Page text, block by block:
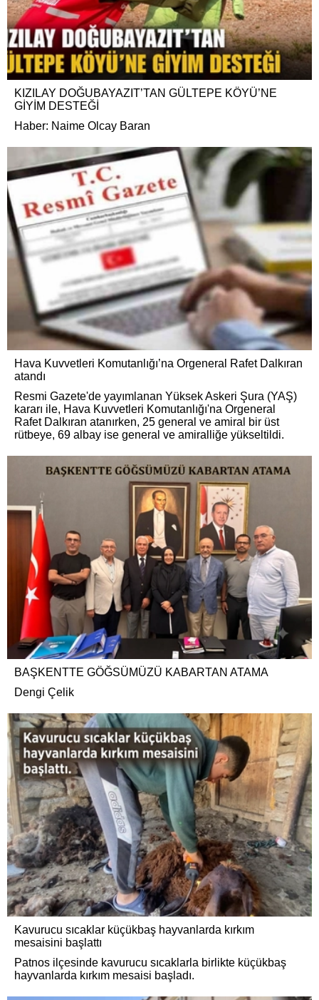
KIZILAY DOĞUBAYAZIT’TAN GÜLTEPE KÖYÜ’NE
GİYİM DESTEĞİ
Haber: Naime Olcay Baran
Hava Kuvvetleri Komutanlığı’na Orgeneral Rafet Dalkıran
atandı
Resmi Gazete'de yayımlanan Yüksek Askeri Şura (YAŞ)
kararı ile, Hava Kuvvetleri Komutanlığı'na Orgeneral
Rafet Dalkıran atanırken, 25 general ve amiral bir üst
rütbeye, 69 albay ise general ve amiralliğe yükseltildi.
BAŞKENTTE GÖĞSÜMÜZÜ KABARTAN ATAMA
Dengi Çelik
Kavurucu sıcaklar küçükbaş hayvanlarda kırkım
mesaisini başlattı
Patnos ilçesinde kavurucu sıcaklarla birlikte küçükbaş
hayvanlarda kırkım mesaisi başladı.